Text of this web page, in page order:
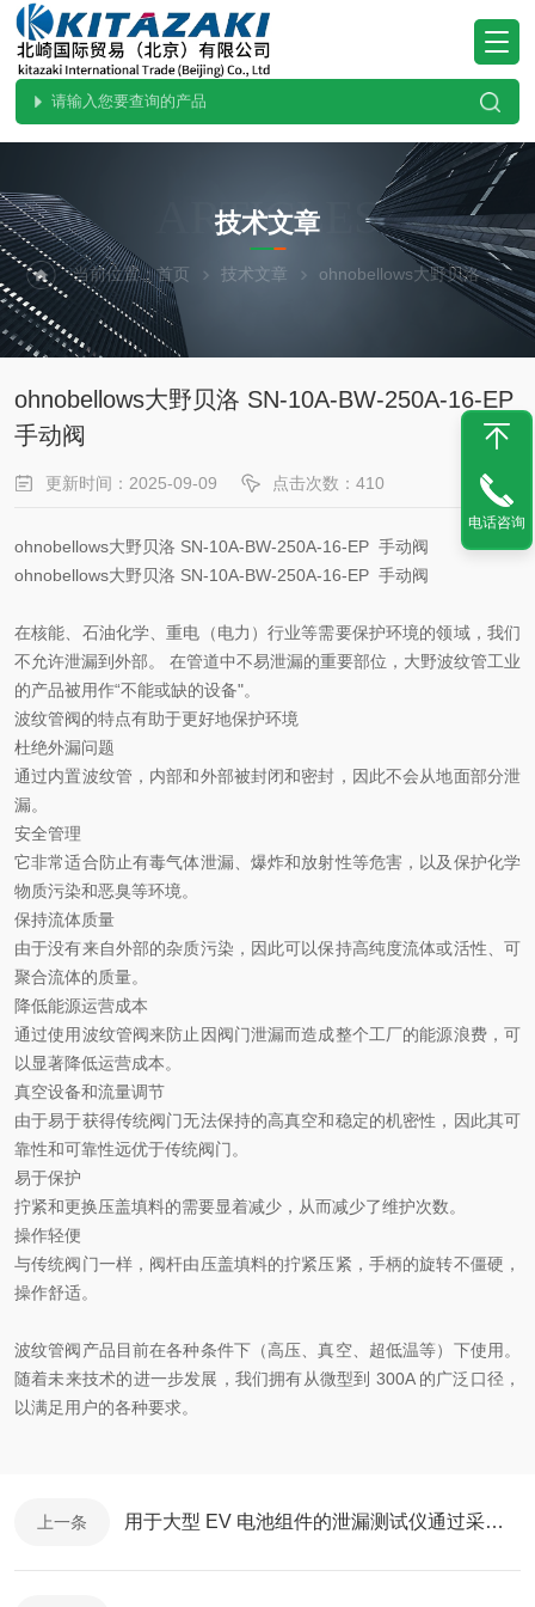
ARTICLES
技术文章
当前位置：首页 技术文章 ohnobellows大野贝洛 SN-10A-BW-250A-16-EP 手动阀
ohnobellows大野贝洛 SN-10A-BW-250A-16-EP
手动阀
更新时间：2025-09-09 点击次数：410
ohnobellows大野贝洛 SN-10A-BW-250A-16-EP 手动阀
ohnobellows大野贝洛 SN-10A-BW-250A-16-EP 手动阀
在核能、石油化学、重电（电力）行业等需要保护环境的领域，我们
不允许泄漏到外部。 在管道中不易泄漏的重要部位，大野波纹管工业
的产品被用作“不能或缺的设备"。
波纹管阀的特点有助于更好地保护环境
杜绝外漏问题
通过内置波纹管，内部和外部被封闭和密封，因此不会从地面部分泄
漏。
安全管理
它非常适合防止有毒气体泄漏、爆炸和放射性等危害，以及保护化学
物质污染和恶臭等环境。
保持流体质量
由于没有来自外部的杂质污染，因此可以保持高纯度流体或活性、可
聚合流体的质量。
降低能源运营成本
通过使用波纹管阀来防止因阀门泄漏而造成整个工厂的能源浪费，可
以显著降低运营成本。
真空设备和流量调节
由于易于获得传统阀门无法保持的高真空和稳定的机密性，因此其可
靠性和可靠性远优于传统阀门。
易于保护
拧紧和更换压盖填料的需要显着减少，从而减少了维护次数。
操作轻便
与传统阀门一样，阀杆由压盖填料的拧紧压紧，手柄的旋转不僵硬，
操作舒适。
波纹管阀产品目前在各种条件下（高压、真空、超低温等）下使用。
随着未来技术的进一步发展，我们拥有从微型到 300A 的广泛口径，
以满足用户的各种要求。
上一条 用于大型 EV 电池组件的泄漏测试仪通过采用各种校正功能 LS-R902EV
电话咨询